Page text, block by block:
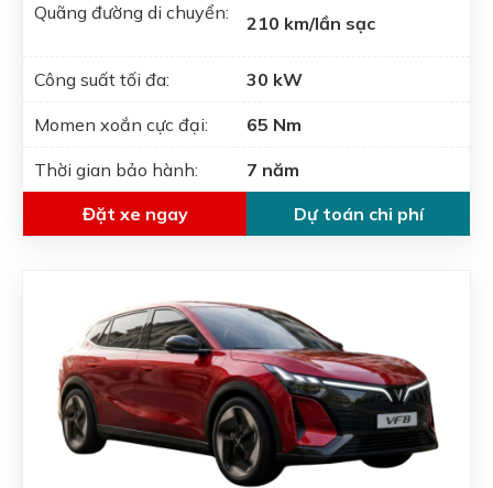
Quãng đường di chuyển: 210 km/lần sạc
Công suất tối đa: 30 kW
Momen xoắn cực đại: 65 Nm
Thời gian bảo hành:
7 năm
Đặt xe ngay
Dự toán chi phí